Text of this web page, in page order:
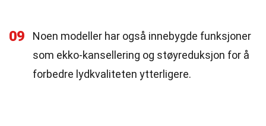
09
Noen modeller har også innebygde funksjoner
som ekko-kansellering og støyreduksjon for å
forbedre lydkvaliteten ytterligere.